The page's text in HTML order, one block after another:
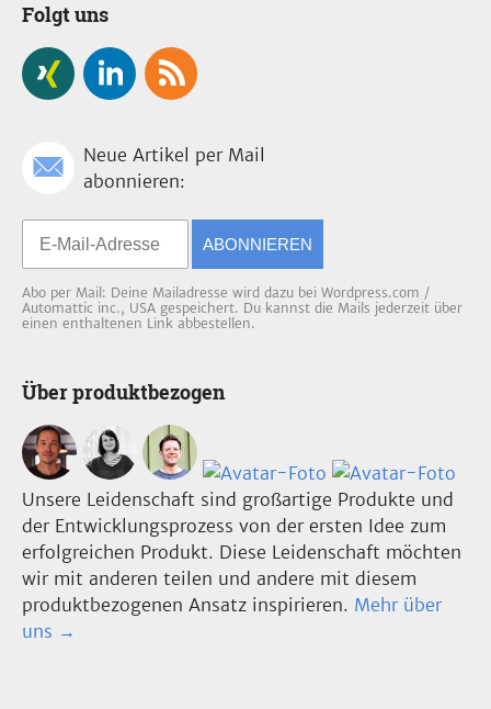
Folgt uns
Neue Artikel per Mail
abonnieren:
ABONNIEREN
Abo per Mail: Deine Mailadresse wird dazu bei Wordpress.com /
Automattic inc., USA gespeichert. Du kannst die Mails jederzeit über
einen enthaltenen Link abbestellen.
Über produktbezogen
Unsere Leidenschaft sind großartige Produkte und
der Entwicklungsprozess von der ersten Idee zum
erfolgreichen Produkt. Diese Leidenschaft möchten
wir mit anderen teilen und andere mit diesem
produktbezogenen Ansatz inspirieren. Mehr über
uns →